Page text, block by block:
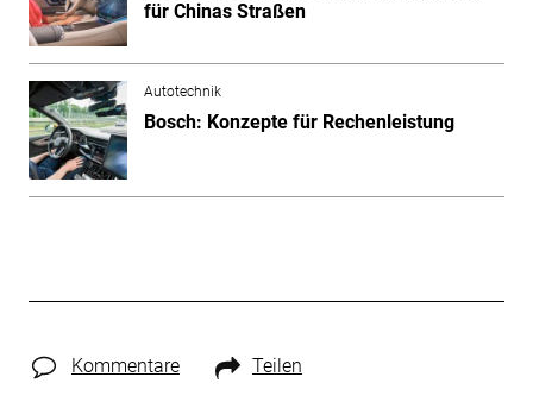
für Chinas Straßen
Autotechnik
Bosch: Konzepte für Rechenleistung
Kommentare Teilen